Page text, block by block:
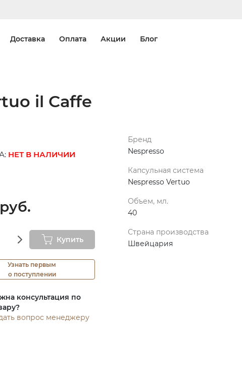
Доставка Оплата Акции Блог
il Caffe
НЕТ В НАЛИЧИИ
Купить
Узнать первым
о поступлении
консультация по
вопрос менеджеру
Бренд
Nespresso
Капсульная система
Nespresso Vertuo
Объем, мл.
40
Страна производства
Швейцария